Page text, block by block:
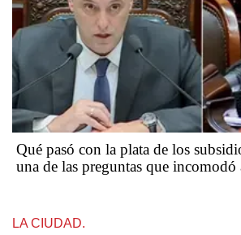
Qué pasó con la plata de los
una de las preguntas que
LA CIUDAD.